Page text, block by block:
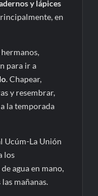
y lápices
en
para ir a
. Chapear,
y resembrar,
la temporada
Ucúm-La Unión
los
agua en mano,
mañanas.